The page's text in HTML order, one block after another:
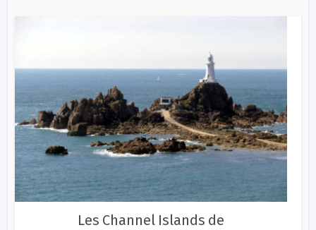
Les Channel Islands de